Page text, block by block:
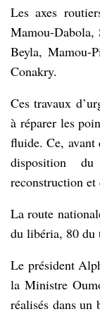
Les axes
Mamou-Dabola,
Beyla, Mamou-
Conakry.
Ces travaux
à réparer les
fluide. Ce, avant
disposition
reconstruction
La route
du libéria, 80 du
Le président
la Ministre
réalisés dans un